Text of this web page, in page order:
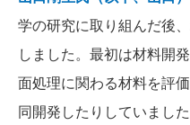
学の研究に取り組んだ後
しました。最初は材料開
面処理に関わる材料を評
同開発したりしていまし